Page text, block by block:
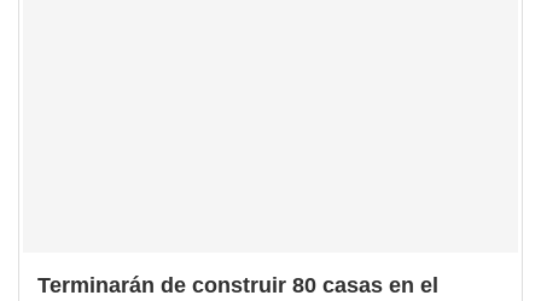
Terminarán de construir 80 casas en el